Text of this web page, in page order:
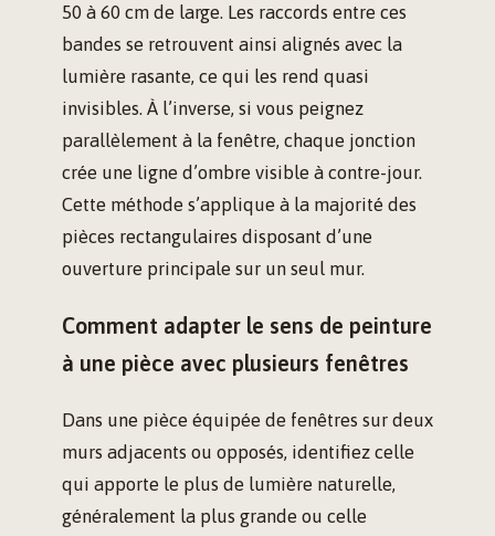
50 à 60 cm de large. Les raccords entre ces
bandes se retrouvent ainsi alignés avec la
lumière rasante, ce qui les rend quasi
invisibles. À l’inverse, si vous peignez
parallèlement à la fenêtre, chaque jonction
crée une ligne d’ombre visible à contre-jour.
Cette méthode s’applique à la majorité des
pièces rectangulaires disposant d’une
ouverture principale sur un seul mur.
Comment adapter le sens de peinture
à une pièce avec plusieurs fenêtres
Dans une pièce équipée de fenêtres sur deux
murs adjacents ou opposés, identifiez celle
qui apporte le plus de lumière naturelle,
généralement la plus grande ou celle